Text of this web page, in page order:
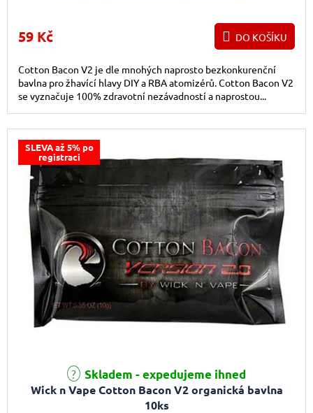
59 Kč DO KOŠÍKU
Cotton Bacon V2 je dle mnohých naprosto bezkonkurenční
bavlna pro žhavící hlavy DIY a RBA atomizérů. Cotton Bacon V2
se vyznačuje 100% zdravotní nezávadností a naprostou...
SLEVA až 5% po
registraci
Wick n Vape Cotton Bacon V2 organická bavlna
10ks
Průměrné hodnocení produktu je 5,0 z 5 hvězdiček.
Skladem - expedujeme ihned